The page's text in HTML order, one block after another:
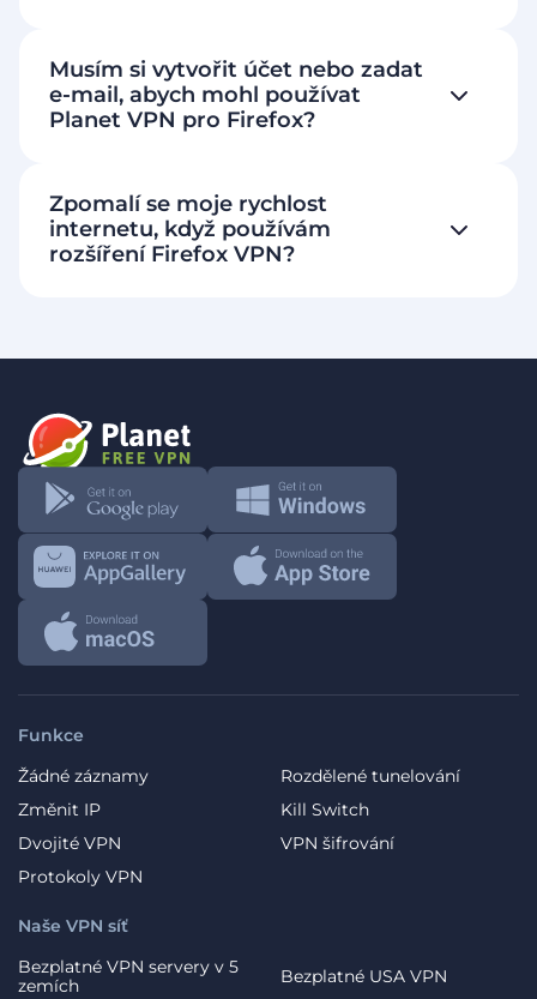
Musím si vytvořit účet nebo zadat
e-mail, abych mohl používat
Planet VPN pro Firefox?
Zpomalí se moje rychlost
internetu, když používám
rozšíření Firefox VPN?
Funkce
Žádné záznamy
Rozdělené tunelování
Změnit IP
Kill Switch
Dvojité VPN
VPN šifrování
Protokoly VPN
Naše VPN síť
Bezplatné VPN servery v 5
zemích
Bezplatné USA VPN